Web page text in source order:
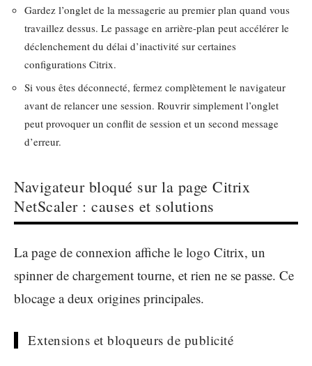
Gardez l’onglet de la messagerie au premier plan quand vous
travaillez dessus. Le passage en arrière-plan peut accélérer le
déclenchement du délai d’inactivité sur certaines
configurations Citrix.
Si vous êtes déconnecté, fermez complètement le navigateur
avant de relancer une session. Rouvrir simplement l’onglet
peut provoquer un conflit de session et un second message
d’erreur.
Navigateur bloqué sur la page Citrix
NetScaler : causes et solutions
La page de connexion affiche le logo Citrix, un
spinner de chargement tourne, et rien ne se passe. Ce
blocage a deux origines principales.
Extensions et bloqueurs de publicité